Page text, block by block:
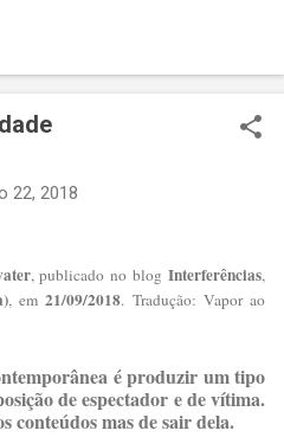
PARA A MESA DE
pelos discursos de Netanyahu e
preocupar com qualquer outra
mencionar Yussuf al-Samary:
de 15 anos, originário da
sua família deslocada no
transparente. Eles estavam
em Hay Tuffah. Yussuf tentou
22, 2018
, publicado no blogInterferências,
, em21/09/2018. Tradução: Vapor ao
é produzir um tipo
de espectador e de vítima.
conteúdos mas de sair dela.